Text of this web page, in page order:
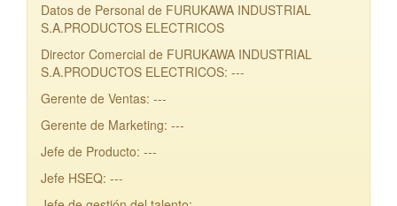
Datos de Personal de FURUKAWA INDUSTRIAL
S.A.PRODUCTOS ELECTRICOS
Director Comercial de FURUKAWA INDUSTRIAL
S.A.PRODUCTOS ELECTRICOS: ---
Gerente de Ventas: ---
Gerente de Marketing: ---
Jefe de Producto: ---
Jefe HSEQ: ---